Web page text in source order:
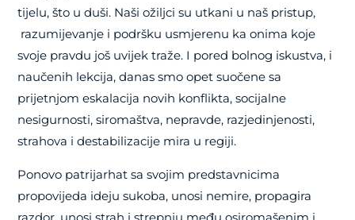
tijelu, što u duši. Naši ožiljci su utkani u naš pristup,
razumijevanje i podršku usmjerenu ka onima koje
svoje pravdu još uvijek traže. I pored bolnog iskustva, i
naučenih lekcija, danas smo opet suočene sa
prijetnjom eskalacija novih konflikta, socijalne
nesigurnosti, siromaštva, nepravde, razjedinjenosti,
strahova i destabilizacije mira u regiji.
Ponovo patrijarhat sa svojim predstavnicima
propovijeda ideju sukoba, unosi nemire, propagira